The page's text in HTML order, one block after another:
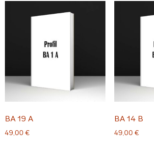
BA 19 A
49,00 €
BA 14 B
49,00 €